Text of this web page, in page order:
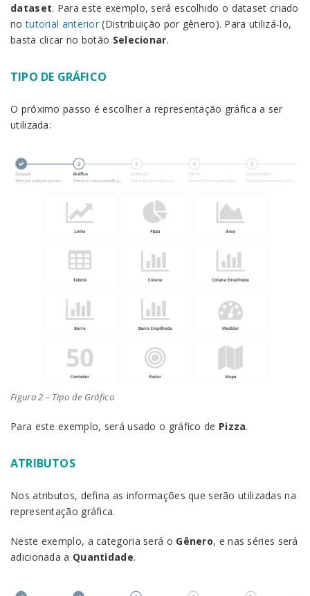
dataset. Para este exemplo, será escolhido o dataset criado
notutorial anterior (Distribuição por gênero). Para utilizá-lo,
basta clicar no botão Selecionar.
TIPO DE GRÁFICO
O próximo passo é escolher a representação gráfica a ser
utilizada:
Figura 2 – Tipo de Gráfico
Para este exemplo, será usado o gráfico de Pizza.
ATRIBUTOS
Nos atributos, defina as informações que serão utilizadas na
representação gráfica.
Neste exemplo, a categoria será o Gênero, e nas séries será
adicionada a Quantidade.